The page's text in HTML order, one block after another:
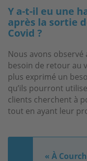
Y a-t-il eu une
après la sortie
Covid ?
Nous avons
besoin de retour au
plus exprimé un
qu’ils pourront
clients cherchent à
tout en ayant leur
« À